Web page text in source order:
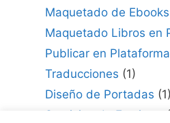
Maquetado de Ebooks
Maquetado Libros en
Publicar en
Traducciones (1)
Diseño de Portadas (1)
Servicios de Escritura